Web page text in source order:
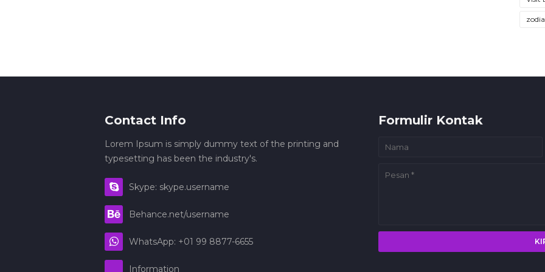
Contact Info
Lorem Ipsum is simply dummy text of the printing and
typesetting has been the industry's.
Skype: skype.username
Behance.net/username
WhatsApp: +01 99 8877-6655
Information
Formulir Kontak